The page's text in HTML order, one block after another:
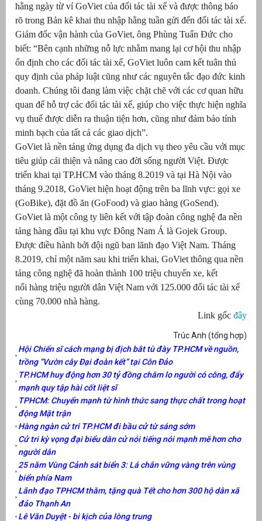
hằng ngày từ ví GoViet của đối tác tài xế và được thông báo
rõ trong Bản kê khai thu nhập hằng tuần gửi đến đối tác tài xế.
Giám đốc vận hành của GoViet, ông Phùng Tuấn Đức cho
biết: “Bên cạnh những nỗ lực nhằm mang lại cơ hội thu nhập
ổn định cho các đối tác tài xế, GoViet luôn cam kết tuân thủ
quy định của pháp luật cũng như các nguyên tắc đạo đức kinh
doanh. Chúng tôi đang làm việc chặt chẽ với các cơ quan hữu
quan để hỗ trợ các đối tác tài xế, giúp cho việc thực hiện nghĩa
vụ thuế được diễn ra thuận tiện hơn, cũng như đảm bảo tính
minh bạch của tất cả các giao dịch”.
GoViet là nền tảng ứng dụng đa dịch vụ theo yêu cầu với mục
tiêu giúp cải thiện và nâng cao đời sống người Việt. Được
triển khai tại TP.HCM vào tháng 8.2019 và tại Hà Nội vào
tháng 9.2018, GoViet hiện hoạt động trên ba lĩnh vực: gọi xe
(GoBike), đặt đồ ăn (GoFood) và giao hàng (GoSend).
GoViet là một công ty liên kết với tập đoàn công nghệ đa nền
tảng hàng đầu tại khu vực Đông Nam Á là Gojek Group.
Được điều hành bởi đội ngũ ban lãnh đạo Việt Nam. Tháng
8.2019, chỉ một năm sau khi triển khai, GoViet thông qua nền
tảng công nghệ đã hoàn thành 100 triệu chuyến xe, kết
nối hàng triệu người dân Việt Nam với 125.000 đối tác tài xế
cùng 70.000 nhà hàng.
Link gốc đây
Trúc Anh (tổng hợp)
Hội Chiến sĩ cách mạng bị địch bắt tù đày TP.HCM về nguồn,
trồng “Vườn cây Đại đoàn kết” tại Côn Đảo
TP.HCM huy động hơn 30 tỷ đồng chăm lo người có công, đẩy
mạnh quy tập hài cốt liệt sĩ
TPHCM: Chuyển mạnh từ hình thức sang thực chất trong hoạt
động Mặt trận
Hàng ngàn cử tri TP.HCM đi bầu cử từ sáng sớm
Cử tri kỳ vọng đại biểu dân cử nói tiếng nói mạnh mẽ hơn cho
người dân
25 năm Vùng Cảnh sát biển 3: Lá chắn vững vàng trên vùng
biển phía Nam
Lãnh đạo TPHCM thăm, tặng quà Tết cho hơn 300 hộ dân xã
đảo Thạnh An
Lê Văn Duyệt - bi kịch của lòng trung